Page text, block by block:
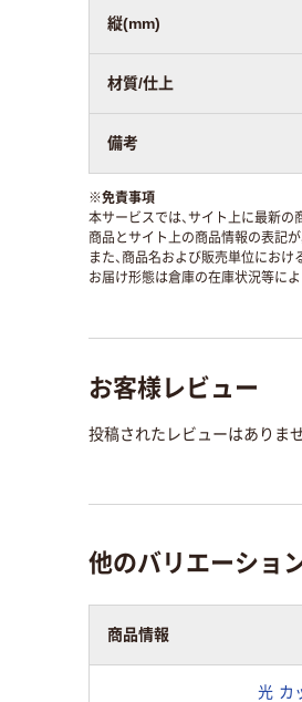
縦(mm)
材質/仕上
備考
※免責事項
本サービスでは、サイト上に最新の
商品とサイト上の商品情報の表記
また、商品名および販売単位におけ
お届け形態は倉庫の在庫状況等に
お客様レビュー
投稿されたレビューはありま
他のバリエーショ
商品情報
光 カ